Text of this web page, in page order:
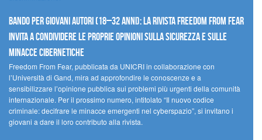
Bando per giovani autori (18–32 anni): la Rivista Freedom From Fear
invita a condividere le proprie opinioni sulla sicurezza e sulle
minacce cibernetiche
Freedom From Fear, pubblicata da UNICRI in collaborazione con
l’Università di Gand, mira ad approfondire le conoscenze e a
sensibilizzare l’opinione pubblica sui problemi più urgenti della comunità
internazionale. Per il prossimo numero, intitolato “Il nuovo codice
criminale: decifrare le minacce emergenti nel cyberspazio”, si invitano i
giovani a dare il loro contributo alla rivista.